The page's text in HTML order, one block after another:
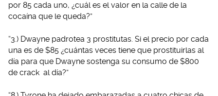
por 85 cada uno, ¿cuál es el valor en la calle de la
cocaína que le queda?”
“3.) Dwayne padrotea 3 prostitutas. Si el precio por cada
una es de $85 ¿cuántas veces tiene que prostituirlas al
día para que Dwayne sostenga su consumo de $800
de crack al día?”